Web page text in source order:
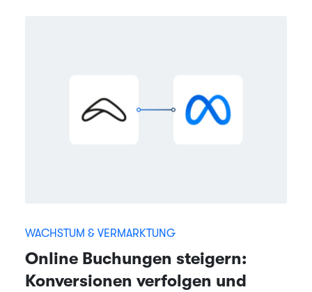
WACHSTUM & VERMARKTUNG
Online Buchungen steigern:
Konversionen verfolgen und